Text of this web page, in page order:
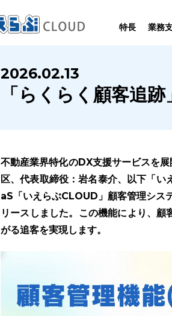
特長 業務
SYSTEM
いえらぶCLOUDは不動産業務を
幅広く支援しています。
賃
業務
HOMEPAGE
いえらぶは集客用ホームページを
不動産業に特化して制作しています。
PERFORMANCE
いえらぶCLOUDを実際にご利用の
お客様の声と制作実績のご紹介です。
INFORMATION
いえらぶCLOUDや不動産業界に関する
ニュース･ノウハウをお伝えします。
2026.02.13
「らくらく顧客追
不動産業界特化のDX支援サービスを
区、代表取締役：岩名泰介、以下「
aS「いえらぶCLOUD」顧客管理シス
リースしました。この機能により、
がる追客を実現します。